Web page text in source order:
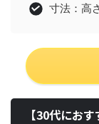
寸法：高
【30代にお